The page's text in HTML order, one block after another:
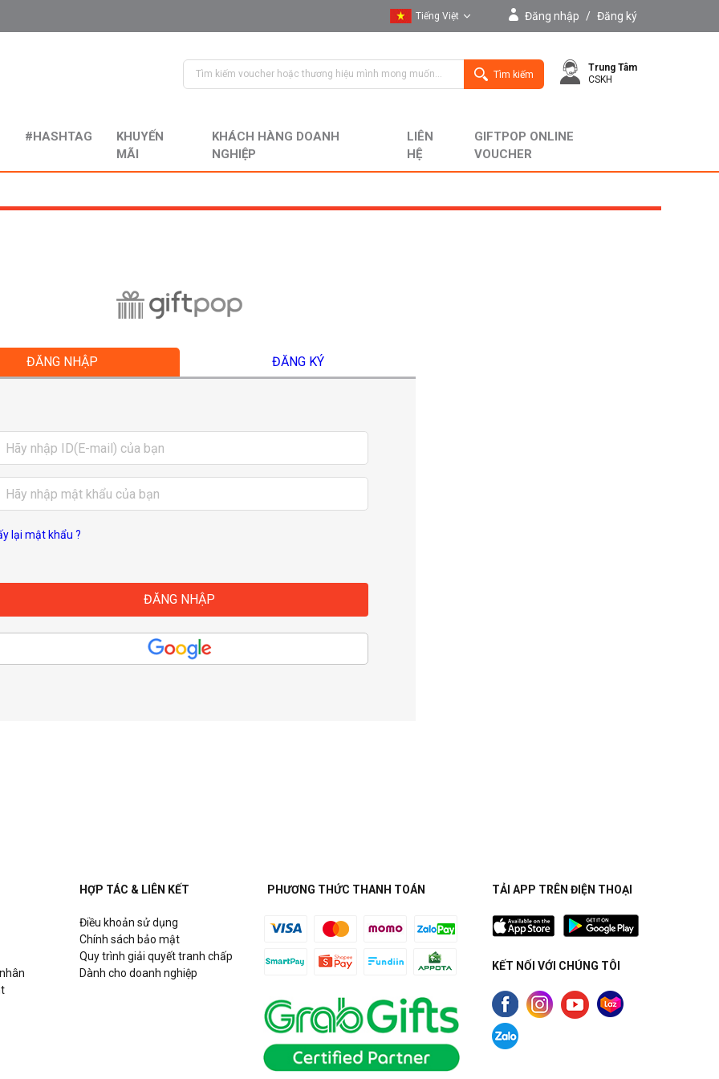
Tiếng Việt
English
Đăng nhập / Đăng ký
Tìm kiếm
Trung Tâm
CSKH
#HASHTAG
KHUYẾN
MÃI
KHÁCH HÀNG DOANH
NGHIỆP
LIÊN
HỆ
GIFTPOP ONLINE
VOUCHER
ĐĂNG NHẬP ĐĂNG KÝ
lại mật khẩu ?
HỢP TÁC & LIÊN KẾT
Điều khoản sử dụng
Chính sách bảo mật
Quy trình giải quyết tranh chấp
Dành cho doanh nghiệp
PHƯƠNG THỨC THANH TOÁN TẢI APP TRÊN ĐIỆN THOẠI
KẾT NỐI VỚI CHÚNG TÔI